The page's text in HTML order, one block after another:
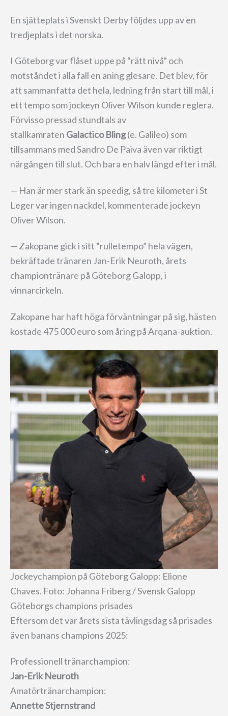
En sjätteplats i Svenskt Derby följdes upp av en
tredjeplats i det norska.
I Göteborg var flåset uppe på “rätt nivå” och
motståndet i alla fall en aning glesare. Det blev, för
att sammanfatta det hela, ledning från start till mål, i
ett tempo som jockeyn Oliver Wilson kunde reglera.
Förvisso pressad stundtals av
stallkamraten Galactico Bling(e. Galileo) som
tillsammans med Sandro De Paiva även var riktigt
närgången till slut. Och bara en halv längd efter i mål.
— Han är mer stark än speedig, så tre kilometer i St
Leger var ingen nackdel, kommenterade jockeyn
Oliver Wilson.
— Zakopane gick i sitt “rulletempo” hela vägen,
bekräftade tränaren Jan-Erik Neuroth, årets
championtränare på Göteborg Galopp, i
vinnarcirkeln.
Zakopane har haft höga förväntningar på sig, hästen
kostade 475 000 euro som åring på Arqana-auktion.
Jockeychampion på Göteborg Galopp: Elione
Chaves. Foto: Johanna Friberg / Svensk Galopp
Göteborgs champions prisades
Eftersom det var årets sista tävlingsdag så prisades
även banans champions 2025:
Professionell tränarchampion:
Jan-Erik Neuroth
Amatörtränarchampion:
Annette Stjernstrand